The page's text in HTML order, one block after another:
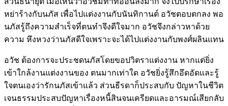
หย่าร้างกับนภัส เพื่อไปแต่งงานกับนันทิกานต์ อวัชตอบตกลง พอ
นภัสรู้ถึงความสำเร็จที่ตนทำจึงดีใจมาก อวัชจึงกล่าวหาด้วย
ความ หึงหวงว่านภัสดีใจเพราะจะได้ไปแต่งงานกับพงศ์ผลินแทน
อวัช ต้องการจะประชดนภัสโดยขอปวิตราแต่งงาน หากแต่ยิ่ง
เข้าใกล้งานแต่งงานของ ตนมากเท่าใด อวัชยิ่งรู้สึกอึดอัดและรู้
ใจตนเองว่ารักนภัสเข้าแล้ว ส่วนธีรดาก็ประสบกับ ปัญหาในชีวิต
เจนธรรมประสบปัญหาเรื่องหนี้สินจนเครียดและอารมณ์เสียกลับ